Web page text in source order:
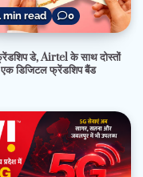
min read 0
डे, Airtel के साथ दोस्तों
डिजिटल फ्रेंडशिप बैंड